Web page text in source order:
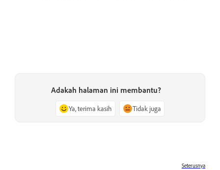
Adakah halaman ini membantu?
Ya, terima kasih Tidak juga
Seterusnya